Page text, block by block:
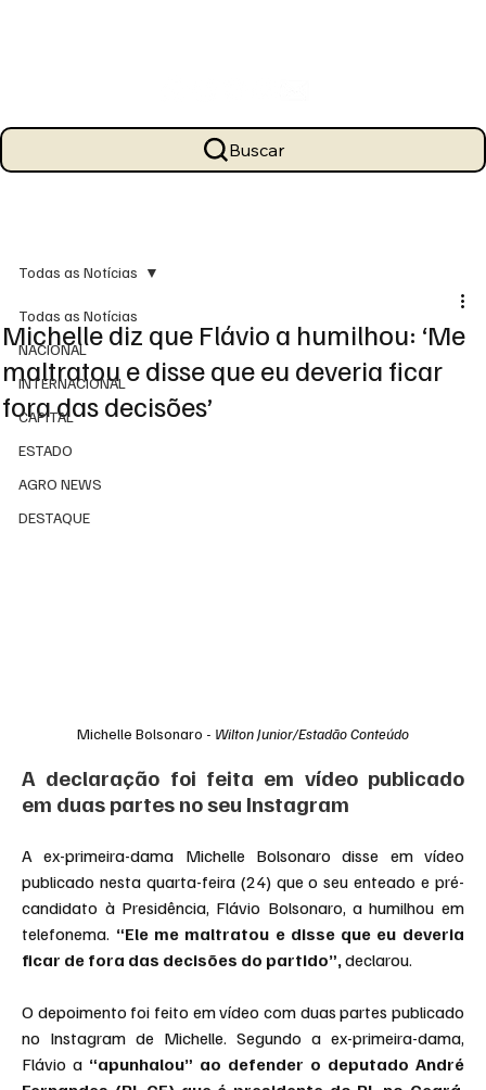
Buscar
Todas as Notícias
NACIONAL
INTERNACIONAL
CAPITAL
ESTADO
AGRO NEWS
DESTAQUE
Todas as Notícias
Michelle diz que Flávio a humilhou: ‘Me
maltratou e disse que eu deveria ficar
fora das decisões’
Michelle Bolsonaro - Wilton Junior/Estadão Conteúdo
A declaração foi feita em vídeo publicado
em duas partes no seu Instagram
A ex-primeira-dama Michelle Bolsonaro disse em vídeo
publicado nesta quarta-feira (24) que o seu enteado e pré-
candidato à Presidência, Flávio Bolsonaro, a humilhou em
telefonema. “Ele me maltratou e disse que eu deveria
ficar de fora das decisões do partido”, declarou.
O depoimento foi feito em vídeo com duas partes publicado
no Instagram de Michelle. Segundo a ex-primeira-dama,
Flávio a “apunhalou” ao defender o deputado André